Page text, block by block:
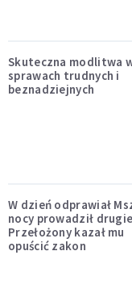
Skuteczna modlitwa
sprawach trudnych i
beznadziejnych
W dzień odprawiał
nocy prowadził
Przełożony kazał mu
opuścić zakon